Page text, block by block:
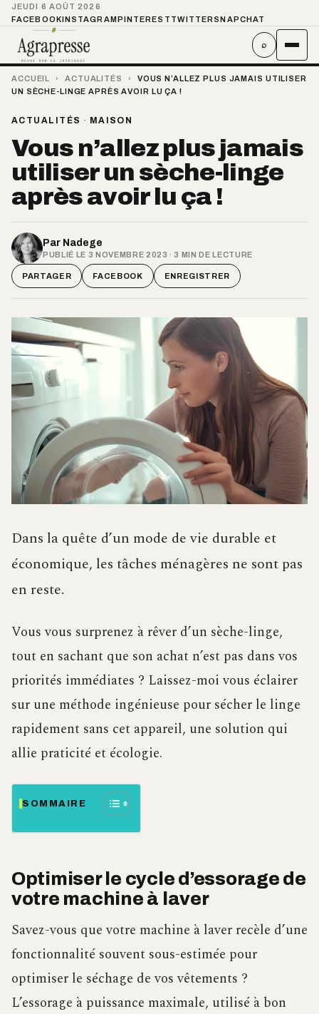
JEUDI 6 AOÛT 2026
FACEBOOKINSTAGRAMPINTEREST TWITTER SNAPCHAT
⌕
ACCUEIL › ACTUALITÉS ›
VOUS N’ALLEZ PLUS JAMAIS UTILISER
UN SÈCHE-LINGE APRÈS AVOIR LU ÇA !
ACTUALITÉS · MAISON
Vous n’allez plus jamais
utiliser un sèche-linge
après avoir lu ça !
Par Nadege
PUBLIÉ LE 3 NOVEMBRE 2023 · 3 MIN DE LECTURE
PARTAGER FACEBOOK ENREGISTRER
Dans la quête d’un mode de vie durable et
économique, les tâches ménagères ne sont pas
en reste.
Vous vous surprenez à rêver d’un sèche-linge,
tout en sachant que son achat n’est pas dans vos
priorités immédiates ? Laissez-moi vous éclairer
sur une méthode ingénieuse pour sécher le linge
rapidement sans cet appareil, une solution qui
allie praticité et écologie.
SOMMAIRE
Optimiser le cycle d’essorage de
votre machine à laver
Savez-vous que votre machine à laver recèle d’une
fonctionnalité souvent sous-estimée pour
optimiser le séchage de vos vêtements ?
L’essorage à puissance maximale, utilisé à bon